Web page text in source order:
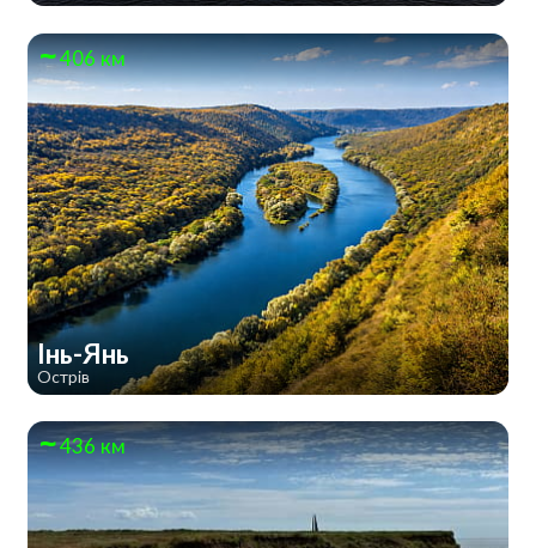
406 км
Інь-Янь
Острів
436 км